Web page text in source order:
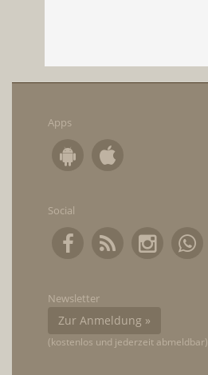
Apps
Social
Newsletter
Zur Anmeldung »
(kostenlos und jederzeit abmeldbar)